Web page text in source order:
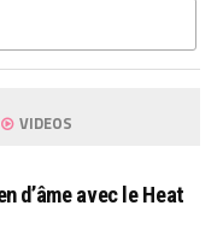
VIDEOS
d’âme avec le Heat